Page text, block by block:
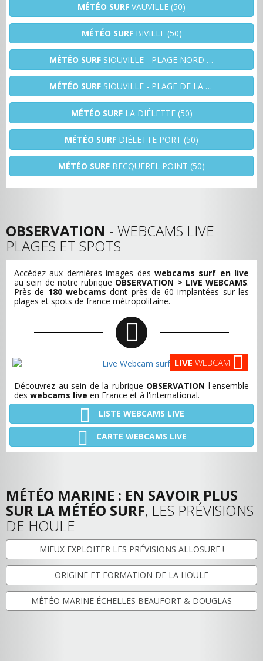
MÉTÉO SURF VAUVILLE (50)
MÉTÉO SURFBIVILLE (50)
MÉTÉO SURF SIOUVILLE - PLAGE NORD (50)
MÉTÉO SURF SIOUVILLE - PLAGE DE LA HAGUE (50)
MÉTÉO SURFLA DIÉLETTE (50)
MÉTÉO SURF DIÉLETTE PORT (50)
MÉTÉO SURF BECQUEREL POINT (50)
OBSERVATION - WEBCAMS LIVE
PLAGES ET SPOTS
Accédez aux dernières images des webcams surf en live
au sein de notre rubrique OBSERVATION > LIVE WEBCAMS.
Près de 180 webcams dont près de 60 implantées sur les
plages et spots de france métropolitaine.
LIVE WEBCAM
Découvrez au sein de la rubrique OBSERVATION l'ensemble
des webcams live en France et à l'international.
LISTE WEBCAMS LIVE
CARTE WEBCAMS LIVE
MÉTÉO MARINE : EN SAVOIR PLUS
SUR LA MÉTÉO SURF, LES PRÉVISIONS
DE HOULE
MIEUX EXPLOITER LES PRÉVISIONS ALLOSURF !
ORIGINE ET FORMATION DE LA HOULE
MÉTÉO MARINE ÉCHELLES BEAUFORT & DOUGLAS